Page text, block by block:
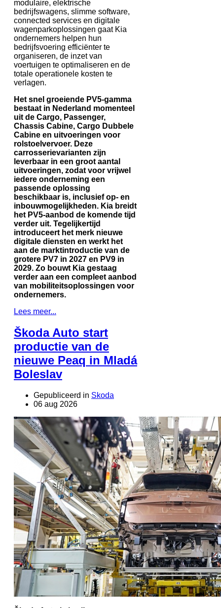
modulaire, elektrische
bedrijfswagens, slimme software,
connected services en digitale
wagenparkoplossingen gaat Kia
ondernemers helpen hun
bedrijfsvoering efficiënter te
organiseren, de inzet van
voertuigen te optimaliseren en de
totale operationele kosten te
verlagen.
Het snel groeiende PV5-gamma
bestaat in Nederland momenteel
uit de Cargo, Passenger,
Chassis Cabine, Cargo Dubbele
Cabine en uitvoeringen voor
rolstoelvervoer. Deze
carrosserievarianten zijn
leverbaar in een groot aantal
uitvoeringen, zodat voor vrijwel
iedere onderneming een
passende oplossing
beschikbaar is, inclusief op- en
inbouwmogelijkheden. Kia breidt
het PV5-aanbod de komende tijd
verder uit. Tegelijkertijd
introduceert het merk nieuwe
digitale diensten en werkt het
aan de marktintroductie van de
grotere PV7 in 2027 en PV9 in
2029. Zo bouwt Kia gestaag
verder aan een compleet aanbod
van mobiliteitsoplossingen voor
ondernemers.
Lees meer...
Škoda Auto start
productie van de
nieuwe Peaq in Mladá
Boleslav
Gepubliceerd in Skoda
06 aug 2026